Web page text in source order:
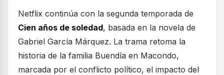
Netflix continúa con la segunda temporada de
Cien años de soledad, basada en la novela de
Gabriel García Márquez. La trama retoma la
historia de la familia Buendía en Macondo,
marcada por el conflicto político, el impacto del